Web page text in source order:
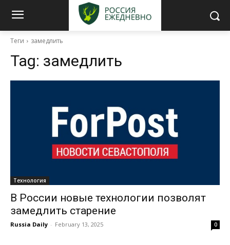
Теги замедлить
Tag: замедлить
Технология
В России новые технологии позволят
замедлить старение
Russia Daily - February 13, 2025 0